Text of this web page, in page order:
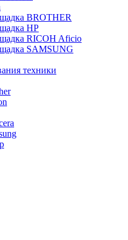
BROTHER
HP
RICOH Aficio
SAMSUNG
техники